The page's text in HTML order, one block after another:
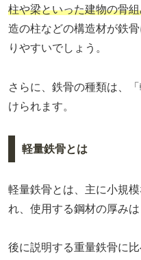
柱や梁といった建物の骨
造の柱などの構造材が鉄
りやすいでしょう。
さらに、鉄骨の種類は、
けられます。
軽量鉄骨とは
軽量鉄骨とは、主に小規
れ、使用する鋼材の厚みは
後に説明する重量鉄骨に